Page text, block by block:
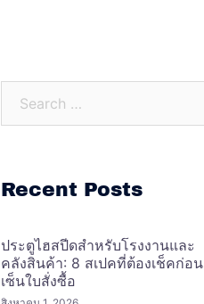
Recent Posts
ประตูไฮสปีดสำหรับโรงงานและ
คลังสินค้า: 8 สเปคที่ต้องเช็คก่อน
เซ็นใบสั่งซื้อ